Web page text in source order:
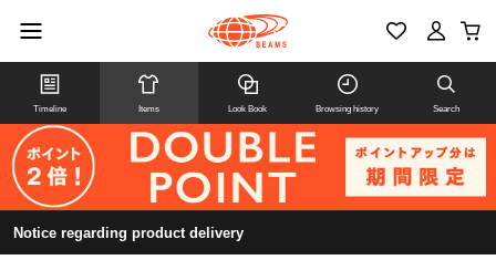
Timeline Items Look Book Browsing history Search
Notice regarding product delivery